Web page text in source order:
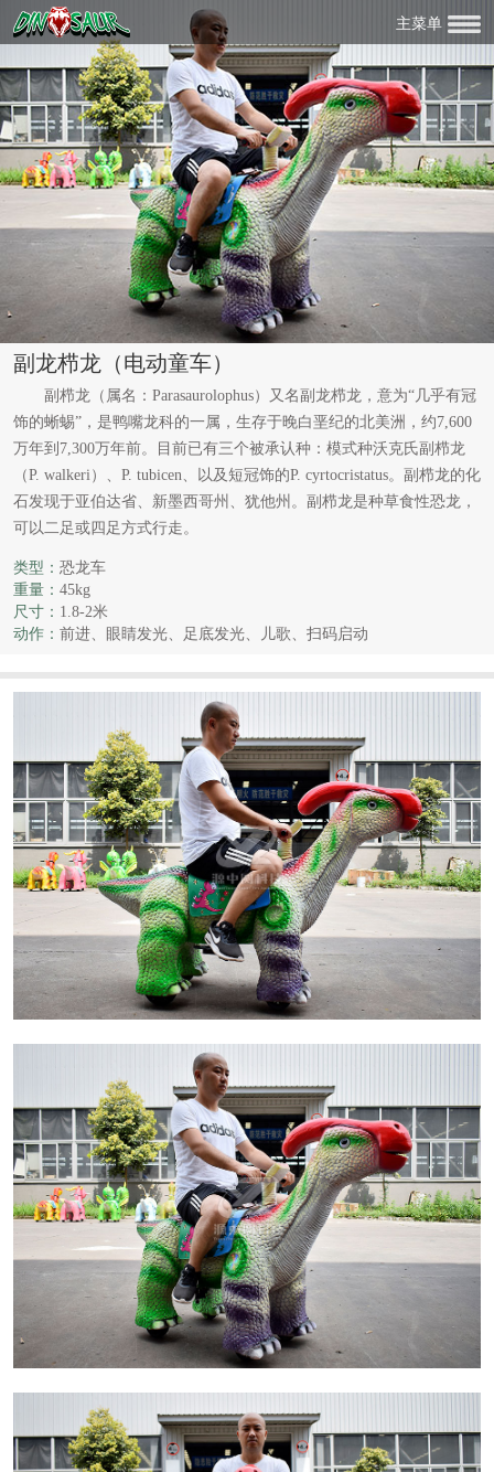
主菜单
副龙栉龙（电动童车）
副栉龙（属名：Parasaurolophus）又名副龙栉龙，意为“几乎有冠
饰的蜥蜴”，是鸭嘴龙科的一属，生存于晚白垩纪的北美洲，约7,600
万年到7,300万年前。目前已有三个被承认种：模式种沃克氏副栉龙
（P. walkeri）、P. tubicen、以及短冠饰的P. cyrtocristatus。副栉龙的化
石发现于亚伯达省、新墨西哥州、犹他州。副栉龙是种草食性恐龙，
可以二足或四足方式行走。
类型： 恐龙车
重量： 45kg
尺寸： 1.8-2米
动作： 前进、眼睛发光、足底发光、儿歌、扫码启动